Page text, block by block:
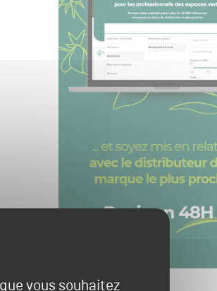
vous souhaitez